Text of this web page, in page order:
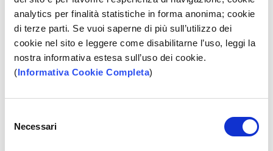
analytics per finalità statistiche in forma anonima; cookie
di terze parti. Se vuoi saperne di più sull’utilizzo dei
cookie nel sito e leggere come disabilitarne l’uso, leggi la
nostra informativa estesa sull’uso dei cookie.
(Informativa Cookie Completa)
delNecessari